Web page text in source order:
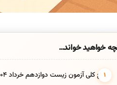
خواهید خواند…
سطح کلی آزمون زیست دوازدهم خرداد ۱۴۰۴: نه آسون، نه وحشتناک